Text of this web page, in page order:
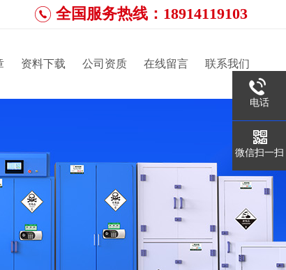
全国服务热线：18914119103
资料下载 公司资质 在线留言 联系我们
电话
微信扫一扫